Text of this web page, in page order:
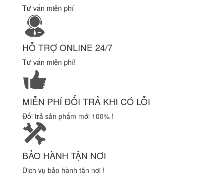
Tư vấn miễn phí
HỖ TRỢ ONLINE 24/7
Tư vấn miễn phí!
MIỄN PHÍ ĐỔI TRẢ KHI CÓ LỖI
Đổi trả sản phẩm mới 100% !
BẢO HÀNH TẬN NƠI
Dịch vụ bảo hành tận nơi !